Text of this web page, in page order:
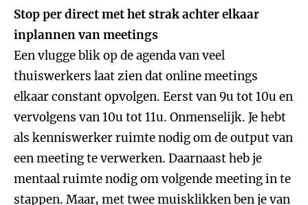
Stop per direct met het strak achter elkaar
inplannen van meetings
Een vlugge blik op de agenda van veel
thuiswerkers laat zien dat online meetings
elkaar constant opvolgen. Eerst van 9u tot 10u en
vervolgens van 10u tot 11u. Onmenselijk. Je hebt
als kenniswerker ruimte nodig om de output van
een meeting te verwerken. Daarnaast heb je
mentaal ruimte nodig om volgende meeting in te
stappen. Maar, met twee muisklikken ben je van